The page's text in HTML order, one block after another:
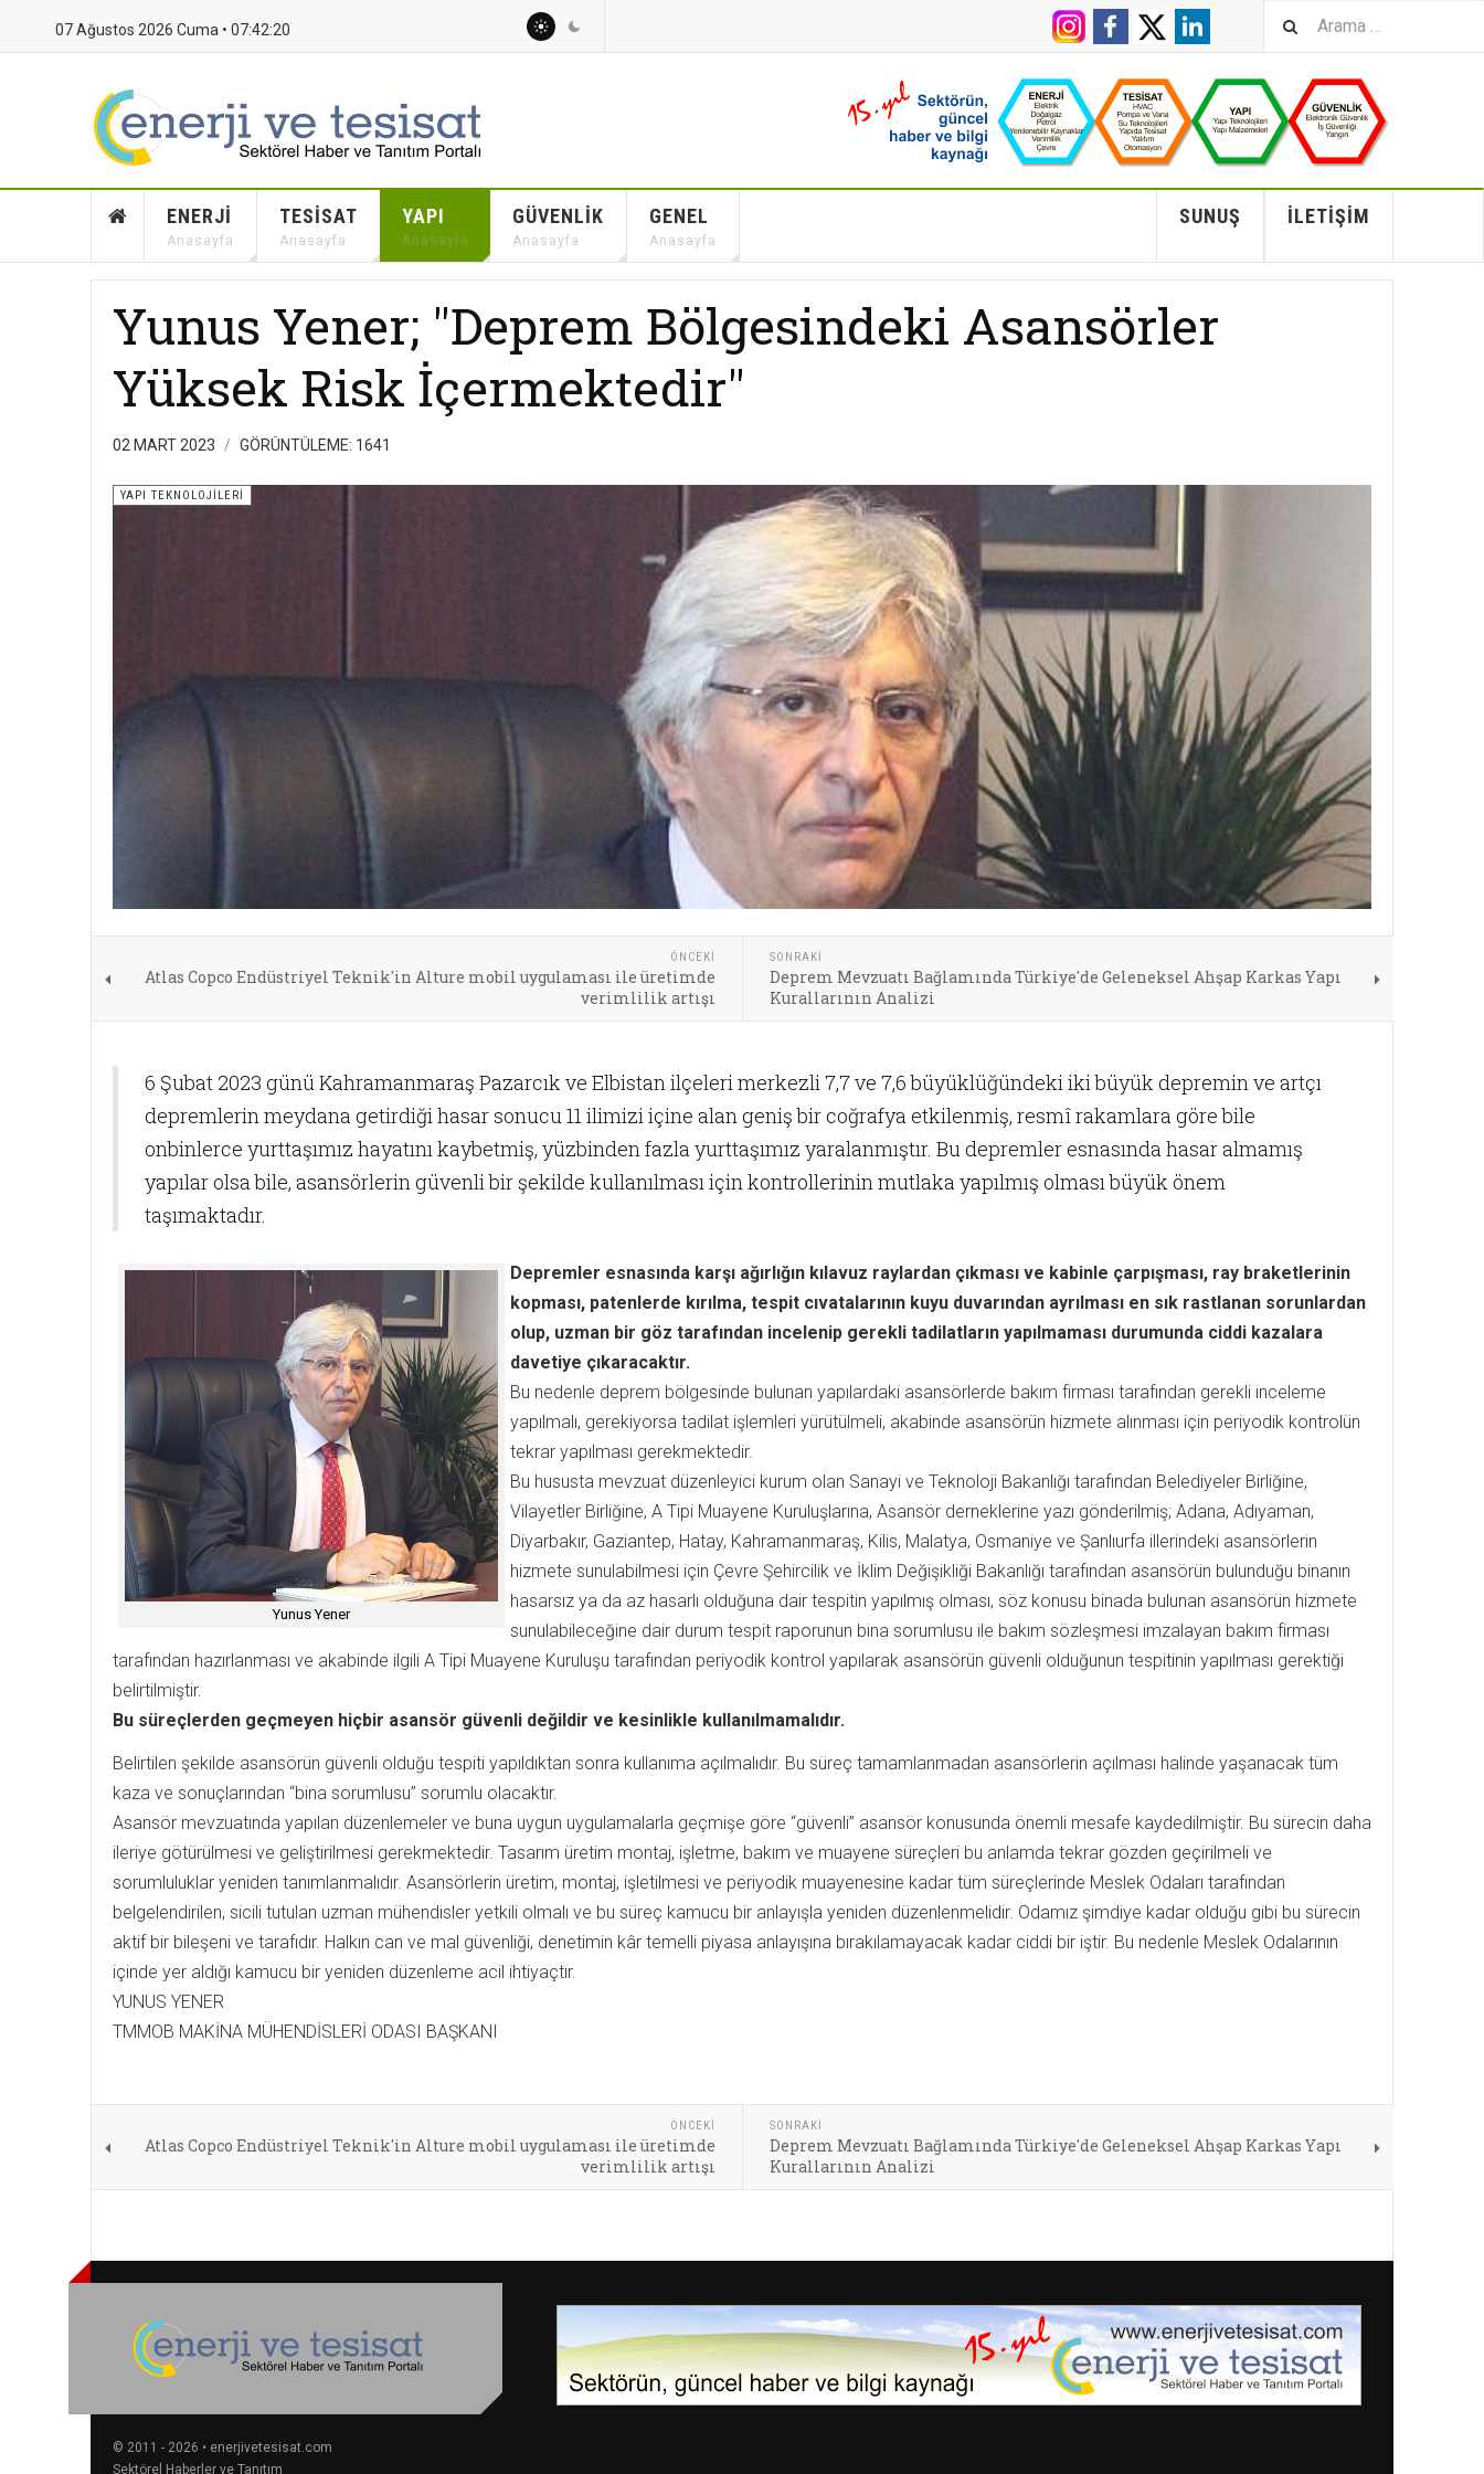
07 Ağustos 2026 Cuma • 07:42:21
ENERJI
Anasayfa
TESISAT
Anasayfa
YAPI
Anasayfa
GÜVENLIK
Anasayfa
GENEL
Anasayfa
İLETIŞIM
SUNUŞ
Yunus Yener; "Deprem Bölgesindeki Asansörler
Yüksek Risk İçermektedir"
02 MART 2023 GÖRÜNTÜLEME: 1641
YAPI TEKNOLOJILERI
ÖNCEKI
Atlas Copco Endüstriyel Teknik'in Alture mobil uygulaması ile üretimde
verimlilik artışı
SONRAKI
Deprem Mevzuatı Bağlamında Türkiye'de Geleneksel Ahşap Karkas Yapı
Kurallarının Analizi
6 Şubat 2023 günü Kahramanmaraş Pazarcık ve Elbistan ilçeleri merkezli 7,7 ve 7,6 büyüklüğündeki iki büyük depremin ve artçı
depremlerin meydana getirdiği hasar sonucu 11 ilimizi içine alan geniş bir coğrafya etkilenmiş, resmî rakamlara göre bile
onbinlerce yurttaşımız hayatını kaybetmiş, yüzbinden fazla yurttaşımız yaralanmıştır. Bu depremler esnasında hasar almamış
yapılar olsa bile, asansörlerin güvenli bir şekilde kullanılması için kontrollerinin mutlaka yapılmış olması büyük önem
taşımaktadır.
Yunus Yener
Depremler esnasında karşı ağırlığın kılavuz raylardan çıkması ve kabinle çarpışması, ray braketlerinin
kopması, patenlerde kırılma, tespit cıvatalarının kuyu duvarından ayrılması en sık rastlanan sorunlardan
olup, uzman bir göz tarafından incelenip gerekli tadilatların yapılmaması durumunda ciddi kazalara
davetiye çıkaracaktır.
Bu nedenle deprem bölgesinde bulunan yapılardaki asansörlerde bakım firması tarafından gerekli inceleme
yapılmalı, gerekiyorsa tadilat işlemleri yürütülmeli, akabinde asansörün hizmete alınması için periyodik kontrolün
tekrar yapılması gerekmektedir.
Bu hususta mevzuat düzenleyici kurum olan Sanayi ve Teknoloji Bakanlığı tarafından Belediyeler Birliğine,
Vilayetler Birliğine, A Tipi Muayene Kuruluşlarına, Asansör derneklerine yazı gönderilmiş; Adana, Adıyaman,
Diyarbakır, Gaziantep, Hatay, Kahramanmaraş, Kilis, Malatya, Osmaniye ve Şanlıurfa illerindeki asansörlerin
hizmete sunulabilmesi için Çevre Şehircilik ve İklim Değişikliği Bakanlığı tarafından asansörün bulunduğu binanın
hasarsız ya da az hasarlı olduğuna dair tespitin yapılmış olması, söz konusu binada bulunan asansörün hizmete
sunulabileceğine dair durum tespit raporunun bina sorumlusu ile bakım sözleşmesi imzalayan bakım firması
tarafından hazırlanması ve akabinde ilgili A Tipi Muayene Kuruluşu tarafından periyodik kontrol yapılarak asansörün güvenli olduğunun tespitinin yapılması gerektiği
belirtilmiştir.
Bu süreçlerden geçmeyen hiçbir asansör güvenli değildir ve kesinlikle kullanılmamalıdır.
Belirtilen şekilde asansörün güvenli olduğu tespiti yapıldıktan sonra kullanıma açılmalıdır. Bu süreç tamamlanmadan asansörlerin açılması halinde yaşanacak tüm
kaza ve sonuçlarından “bina sorumlusu” sorumlu olacaktır.
Asansör mevzuatında yapılan düzenlemeler ve buna uygun uygulamalarla geçmişe göre “güvenli” asansör konusunda önemli mesafe kaydedilmiştir. Bu sürecin daha
ileriye götürülmesi ve geliştirilmesi gerekmektedir. Tasarım üretim montaj, işletme, bakım ve muayene süreçleri bu anlamda tekrar gözden geçirilmeli ve
sorumluluklar yeniden tanımlanmalıdır. Asansörlerin üretim, montaj, işletilmesi ve periyodik muayenesine kadar tüm süreçlerinde Meslek Odaları tarafından
belgelendirilen, sicili tutulan uzman mühendisler yetkili olmalı ve bu süreç kamucu bir anlayışla yeniden düzenlenmelidir. Odamız şimdiye kadar olduğu gibi bu sürecin
aktif bir bileşeni ve tarafıdır. Halkın can ve mal güvenliği, denetimin kâr temelli piyasa anlayışına bırakılamayacak kadar ciddi bir iştir. Bu nedenle Meslek Odalarının
içinde yer aldığı kamucu bir yeniden düzenleme acil ihtiyaçtır.
YUNUS YENER
TMMOB MAKİNA MÜHENDİSLERİ ODASI BAŞKANI
ÖNCEKI
Atlas Copco Endüstriyel Teknik'in Alture mobil uygulaması ile üretimde
verimlilik artışı
SONRAKI
Deprem Mevzuatı Bağlamında Türkiye'de Geleneksel Ahşap Karkas Yapı
Kurallarının Analizi
© 2011 - 2026 • enerjivetesisat.com
Sektörel Haberler ve Tanıtım